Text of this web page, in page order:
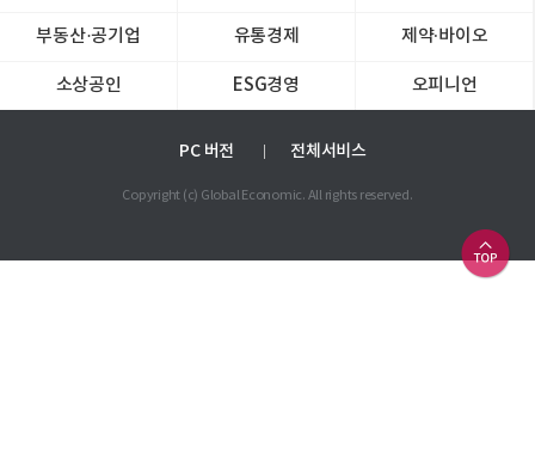
부동산·공기업 유통경제 제약∙바이오
소상공인 ESG경영 오피니언
PC 버전 전체서비스
Copyright (c) Global Economic. All rights reserved.